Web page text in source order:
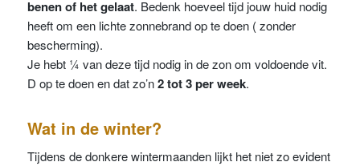
benen of het gelaat. Bedenk hoeveel tijd jouw huid nodig
heeft om een lichte zonnebrand op te doen ( zonder
bescherming).
Je hebt ¼ van deze tijd nodig in de zon om voldoende vit.
D op te doen en dat zo’n2 tot 3 per week.
Wat in de winter?
Tijdens de donkere wintermaanden lijkt het niet zo evident